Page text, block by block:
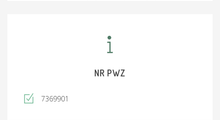
znieczulenia zewnątrzoponowego do porodu
(obecnie standard), konieczności podstawowych
inwestycji przy ciągłym braku środków
finansowych i pilnej potrzebie zakupów
niezbędnego sprzętu medycznego. Pomimo
lekarzy specjalistów oraz lekarzy rezydentów -
NR PWZ
7369901